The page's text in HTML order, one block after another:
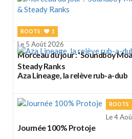
ROOTS 1
Le 5 Août 2026
Morceau du jour : 'Soundboy
Steady Ranks
Aza Lineage, la relève rub-a-dub
ROOTS
Le 4
Journée 100% Protoje